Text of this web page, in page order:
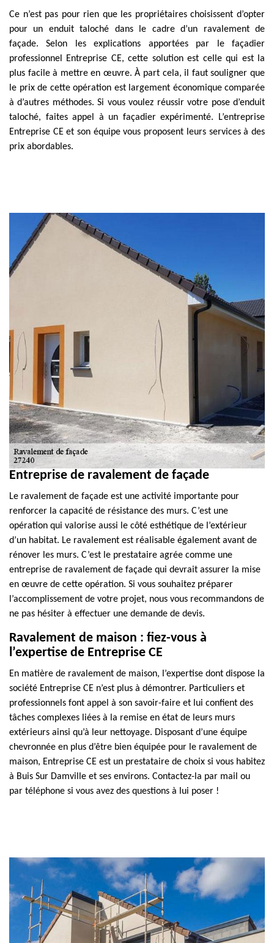
Ce n’est pas pour rien que les propriétaires choisissent d’opter
pour un enduit taloché dans le cadre d’un ravalement de
façade. Selon les explications apportées par le façadier
professionnel Entreprise CE, cette solution est celle qui est la
plus facile à mettre en œuvre. À part cela, il faut souligner que
le prix de cette opération est largement économique comparée
à d’autres méthodes. Si vous voulez réussir votre pose d’enduit
taloché, faites appel à un façadier expérimenté. L’entreprise
Entreprise CE et son équipe vous proposent leurs services à des
prix abordables.
Entreprise de ravalement de façade
Le ravalement de façade est une activité importante pour
renforcer la capacité de résistance des murs. C’est une
opération qui valorise aussi le côté esthétique de l’extérieur
d’un habitat. Le ravalement est réalisable également avant de
rénover les murs. C’est le prestataire agrée comme une
entreprise de ravalement de façade qui devrait assurer la mise
en œuvre de cette opération. Si vous souhaitez préparer
l’accomplissement de votre projet, nous vous recommandons de
ne pas hésiter à effectuer une demande de devis.
Ravalement de maison : fiez-vous à
l’expertise de Entreprise CE
En matière de ravalement de maison, l’expertise dont dispose la
société Entreprise CE n’est plus à démontrer. Particuliers et
professionnels font appel à son savoir-faire et lui confient des
tâches complexes liées à la remise en état de leurs murs
extérieurs ainsi qu’à leur nettoyage. Disposant d’une équipe
chevronnée en plus d’être bien équipée pour le ravalement de
maison, Entreprise CE est un prestataire de choix si vous habitez
à Buis Sur Damville et ses environs. Contactez-la par mail ou
par téléphone si vous avez des questions à lui poser !